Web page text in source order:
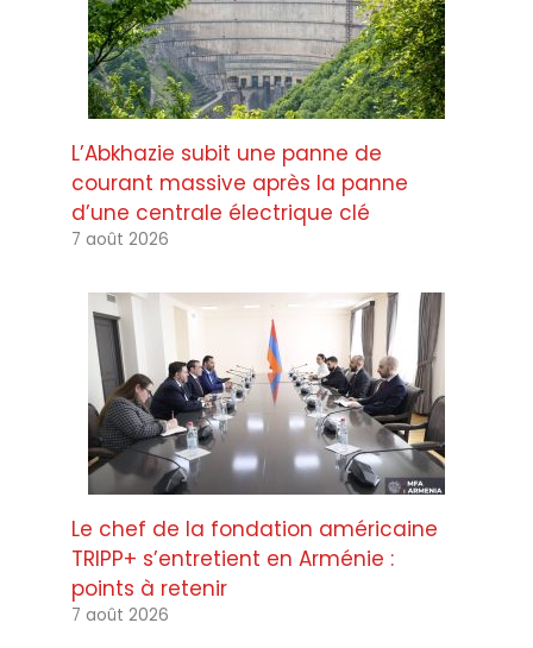
L’Abkhazie subit une panne de
courant massive après la panne
d’une centrale électrique clé
7 août 2026
Le chef de la fondation américaine
TRIPP+ s’entretient en Arménie :
points à retenir
7 août 2026